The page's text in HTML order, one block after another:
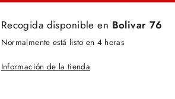
Recogida disponible en Bolivar 76
Normalmente está listo en 4 horas
Información de la tienda